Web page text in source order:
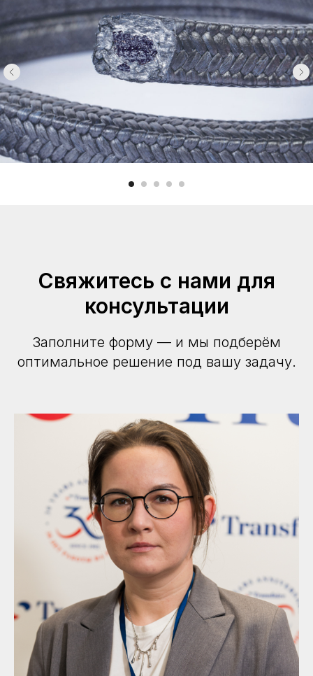
Свяжитесь с нами для
консультации
Заполните форму — и мы подберём
оптимальное решение под вашу задачу.